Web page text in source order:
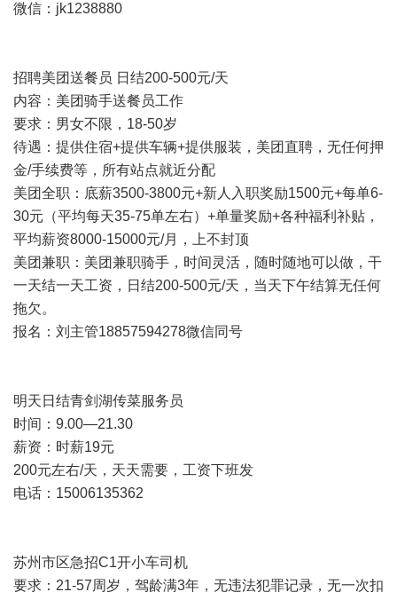
微信：jk1238880
招聘美团送餐员 日结200-500元/天
内容：美团骑手送餐员工作
要求：男女不限，18-50岁
待遇：提供住宿+提供车辆+提供服装，美团直聘，无任何押
金/手续费等，所有站点就近分配
美团全职：底薪3500-3800元+新人入职奖励1500元+每单6-
30元（平均每天35-75单左右）+单量奖励+各种福利补贴，
平均薪资8000-15000元/月，上不封顶
美团兼职：美团兼职骑手，时间灵活，随时随地可以做，干
一天结一天工资，日结200-500元/天，当天下午结算无任何
拖欠。
报名：刘主管18857594278微信同号
明天日结青剑湖传菜服务员
时间：9.00—21.30
薪资：时薪19元
200元左右/天，天天需要，工资下班发
电话：15006135362
苏州市区急招C1开小车司机
要求：21-57周岁，驾龄满3年，无违法犯罪记录，无一次扣